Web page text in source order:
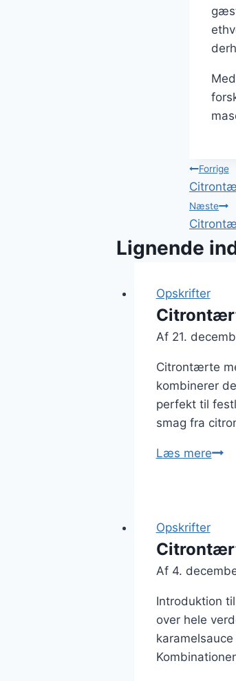
Forrige
Næste
Lignende
Opskrifter
Af 21.
Citrontærte
kombinerer
perfekt til
smag fra
Læs mere
Opskrifter
Af 4.
Introduktion
over hele